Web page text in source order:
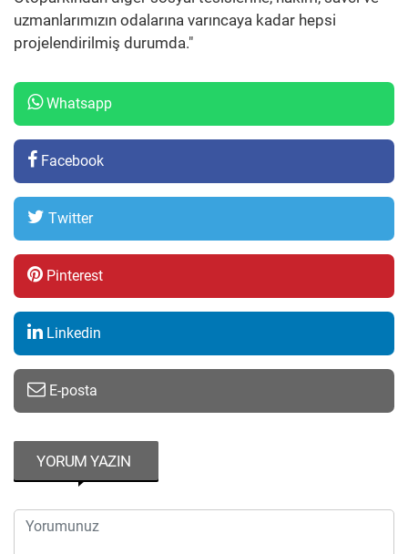
uzmanlarımızın odalarına varıncaya kadar hepsi
projelendirilmiş durumda."
Whatsapp
Facebook
Twitter
Pinterest
Linkedin
E-posta
YORUM YAZIN